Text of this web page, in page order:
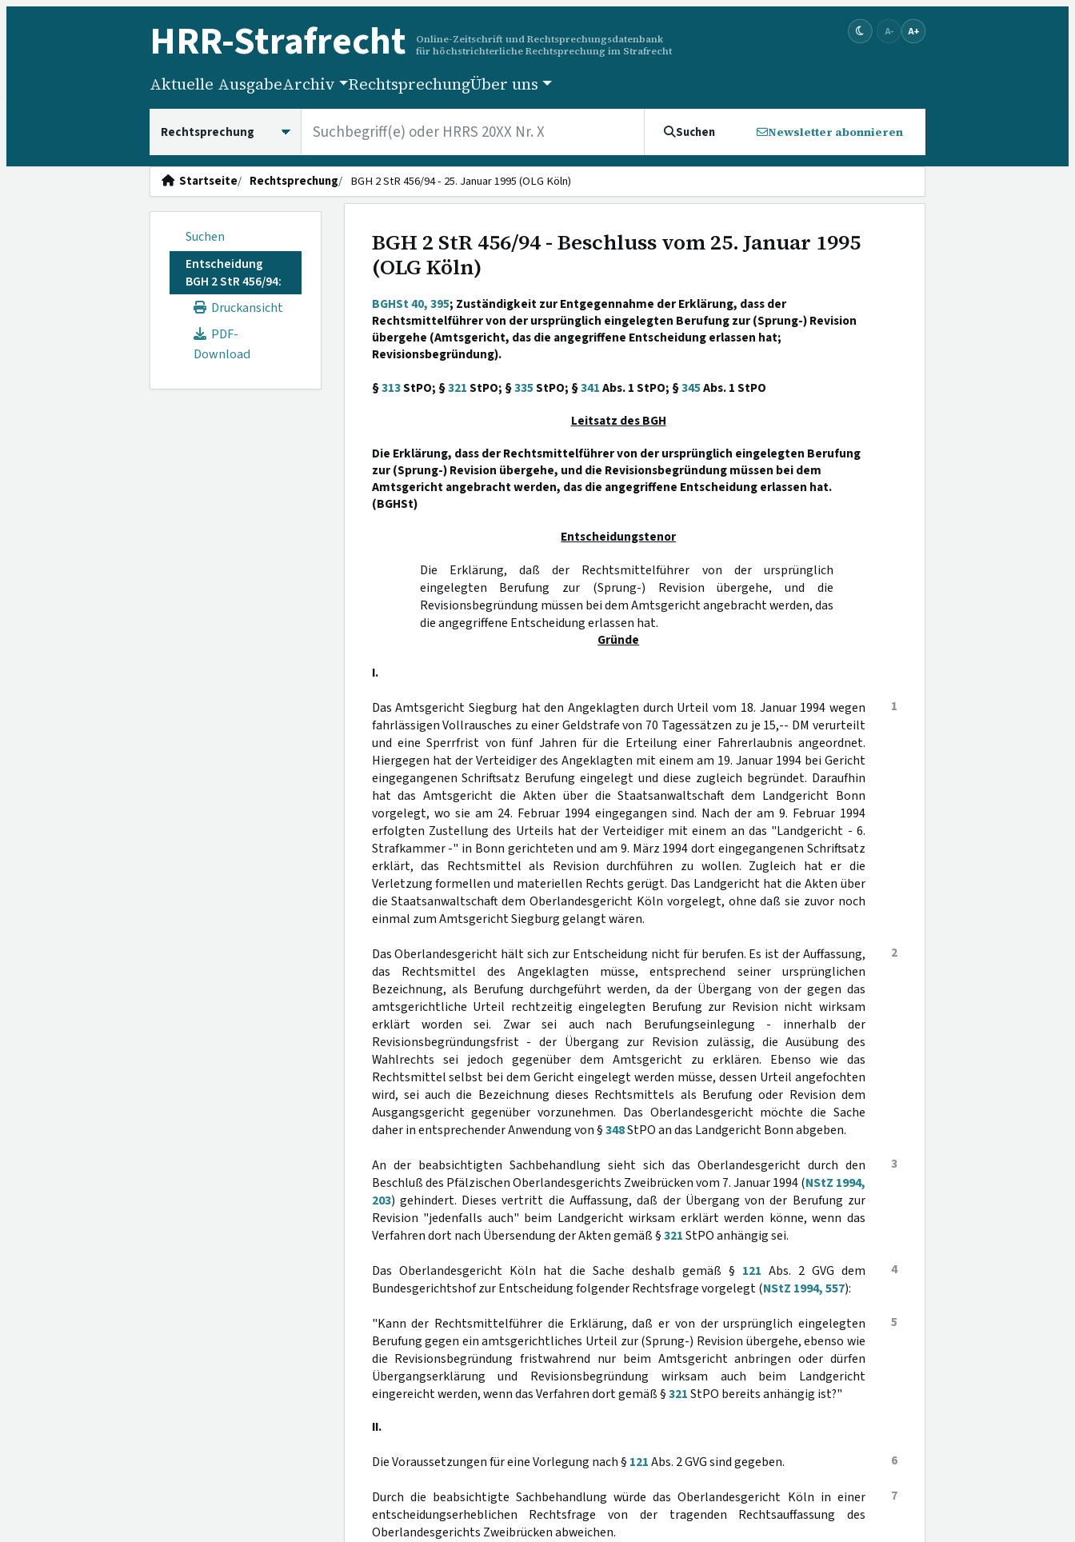
HRR-Strafrecht
Online-Zeitschrift und Rechtsprechungsdatenbank
für höchstrichterliche Rechtsprechung im Strafrecht
A- A+
Aktuelle AusgabeArchiv RechtsprechungÜber uns
Suchen Newsletter abonnieren
Startseite Rechtsprechung BGH 2 StR 456/94 - 25. Januar 1995 (OLG Köln)
Suchen
Entscheidung
BGH 2 StR 456/94:
Druckansicht
PDF-
Download
BGH 2 StR 456/94 - Beschluss vom 25. Januar 1995
(OLG Köln)
BGHSt 40, 395; Zuständigkeit zur Entgegennahme der Erklärung, dass der
Rechtsmittelführer von der ursprünglich eingelegten Berufung zur (Sprung-) Revision
übergehe (Amtsgericht, das die angegriffene Entscheidung erlassen hat;
Revisionsbegründung).
§313StPO; §321StPO; §335StPO; §341Abs. 1 StPO; §345Abs. 1 StPO
Leitsatz des BGH
Die Erklärung, dass der Rechtsmittelführer von der ursprünglich eingelegten Berufung
zur (Sprung-) Revision übergehe, und die Revisionsbegründung müssen bei dem
Amtsgericht angebracht werden, das die angegriffene Entscheidung erlassen hat.
(BGHSt)
Entscheidungstenor
Die Erklärung, daß der Rechtsmittelführer von der ursprünglich
eingelegten Berufung zur (Sprung-) Revision übergehe, und die
Revisionsbegründung müssen bei dem Amtsgericht angebracht werden, das
die angegriffene Entscheidung erlassen hat.
Gründe
I.
1
Das Amtsgericht Siegburg hat den Angeklagten durch Urteil vom 18. Januar 1994 wegen
fahrlässigen Vollrausches zu einer Geldstrafe von 70 Tagessätzen zu je 15,-- DM verurteilt
und eine Sperrfrist von fünf Jahren für die Erteilung einer Fahrerlaubnis angeordnet.
Hiergegen hat der Verteidiger des Angeklagten mit einem am 19. Januar 1994 bei Gericht
eingegangenen Schriftsatz Berufung eingelegt und diese zugleich begründet. Daraufhin
hat das Amtsgericht die Akten über die Staatsanwaltschaft dem Landgericht Bonn
vorgelegt, wo sie am 24. Februar 1994 eingegangen sind. Nach der am 9. Februar 1994
erfolgten Zustellung des Urteils hat der Verteidiger mit einem an das "Landgericht - 6.
Strafkammer -" in Bonn gerichteten und am 9. März 1994 dort eingegangenen Schriftsatz
erklärt, das Rechtsmittel als Revision durchführen zu wollen. Zugleich hat er die
Verletzung formellen und materiellen Rechts gerügt. Das Landgericht hat die Akten über
die Staatsanwaltschaft dem Oberlandesgericht Köln vorgelegt, ohne daß sie zuvor noch
einmal zum Amtsgericht Siegburg gelangt wären.
2
Das Oberlandesgericht hält sich zur Entscheidung nicht für berufen. Es ist der Auffassung,
das Rechtsmittel des Angeklagten müsse, entsprechend seiner ursprünglichen
Bezeichnung, als Berufung durchgeführt werden, da der Übergang von der gegen das
amtsgerichtliche Urteil rechtzeitig eingelegten Berufung zur Revision nicht wirksam
erklärt worden sei. Zwar sei auch nach Berufungseinlegung - innerhalb der
Revisionsbegründungsfrist - der Übergang zur Revision zulässig, die Ausübung des
Wahlrechts sei jedoch gegenüber dem Amtsgericht zu erklären. Ebenso wie das
Rechtsmittel selbst bei dem Gericht eingelegt werden müsse, dessen Urteil angefochten
wird, sei auch die Bezeichnung dieses Rechtsmittels als Berufung oder Revision dem
Ausgangsgericht gegenüber vorzunehmen. Das Oberlandesgericht möchte die Sache
daher in entsprechender Anwendung von §348StPO an das Landgericht Bonn abgeben.
3
An der beabsichtigten Sachbehandlung sieht sich das Oberlandesgericht durch den
Beschluß des Pfälzischen Oberlandesgerichts Zweibrücken vom 7. Januar 1994 (NStZ 1994,
203) gehindert. Dieses vertritt die Auffassung, daß der Übergang von der Berufung zur
Revision "jedenfalls auch" beim Landgericht wirksam erklärt werden könne, wenn das
Verfahren dort nach Übersendung der Akten gemäß §321StPO anhängig sei.
4
Das Oberlandesgericht Köln hat die Sache deshalb gemäß § 121 Abs. 2 GVG dem
Bundesgerichtshof zur Entscheidung folgender Rechtsfrage vorgelegt (NStZ 1994, 557):
5
"Kann der Rechtsmittelführer die Erklärung, daß er von der ursprünglich eingelegten
Berufung gegen ein amtsgerichtliches Urteil zur (Sprung-) Revision übergehe, ebenso wie
die Revisionsbegründung fristwahrend nur beim Amtsgericht anbringen oder dürfen
Übergangserklärung und Revisionsbegründung wirksam auch beim Landgericht
eingereicht werden, wenn das Verfahren dort gemäß §321StPO bereits anhängig ist?"
II.
6
Die Voraussetzungen für eine Vorlegung nach § 121Abs. 2 GVG sind gegeben.
7
Durch die beabsichtigte Sachbehandlung würde das Oberlandesgericht Köln in einer
entscheidungserheblichen Rechtsfrage von der tragenden Rechtsauffassung des
Oberlandesgerichts Zweibrücken abweichen.